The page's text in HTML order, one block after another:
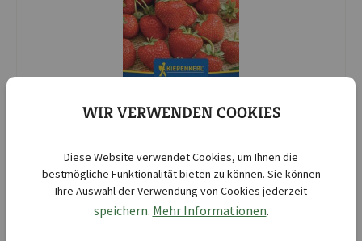
Kiepenkerl
Erdbeersamen Tresca
WIR VERWENDEN COOKIES
Diese Website verwendet Cookies, um Ihnen die
bestmögliche Funktionalität bieten zu können. Sie können
Ihre Auswahl der Verwendung von Cookies jederzeit
speichern. Mehr Informationen.